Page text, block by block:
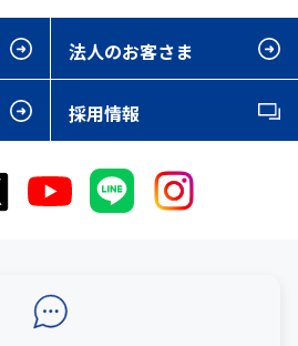
法人のお客さま
採用情報